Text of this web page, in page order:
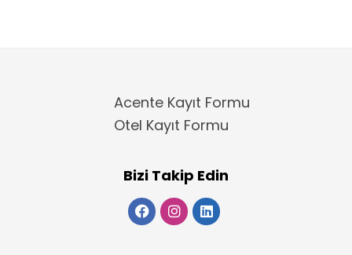
Acente Kayıt Formu
Otel Kayıt Formu
Bizi Takip Edin